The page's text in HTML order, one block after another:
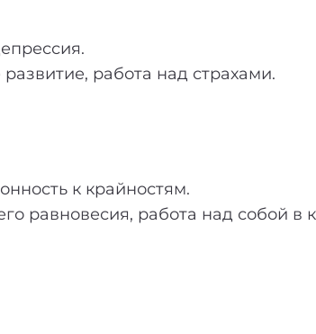
работа над страхами.
к крайностям.
равновесия, работа над собой в